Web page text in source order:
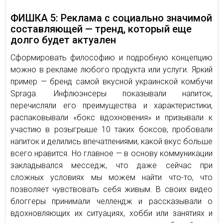
ФИШКА 5: Реклама с социально значимой
составляющей — тренд, который еще
долго будет актуален
Сформировать философию и подробную концепцию
можно в рекламе любого продукта или услуги. Яркий
пример — бренд самой вкусной украинской комбучи
Spraga. Инфлюэнсеры показывали напиток,
перечисляли его преимущества и характеристики,
распаковывали «бокс вдохновения» и призывали к
участию в розыгрыше 10 таких боксов, пробовали
напиток и делились впечатлениями, какой вкус больше
всего нравится. Но главное — в основу коммуникации
закладывался месседж, что даже сейчас при
сложных условиях мы можем найти что-то, что
позволяет чувствовать себя живым. В своих видео
блоггеры принимали челлендж и рассказывали о
вдохновляющих их ситуациях, хобби или занятиях и